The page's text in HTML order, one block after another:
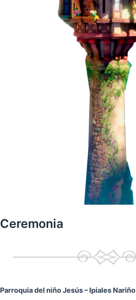
Ceremonia
Parroquia del niño Jesús– Ipiales Nariño